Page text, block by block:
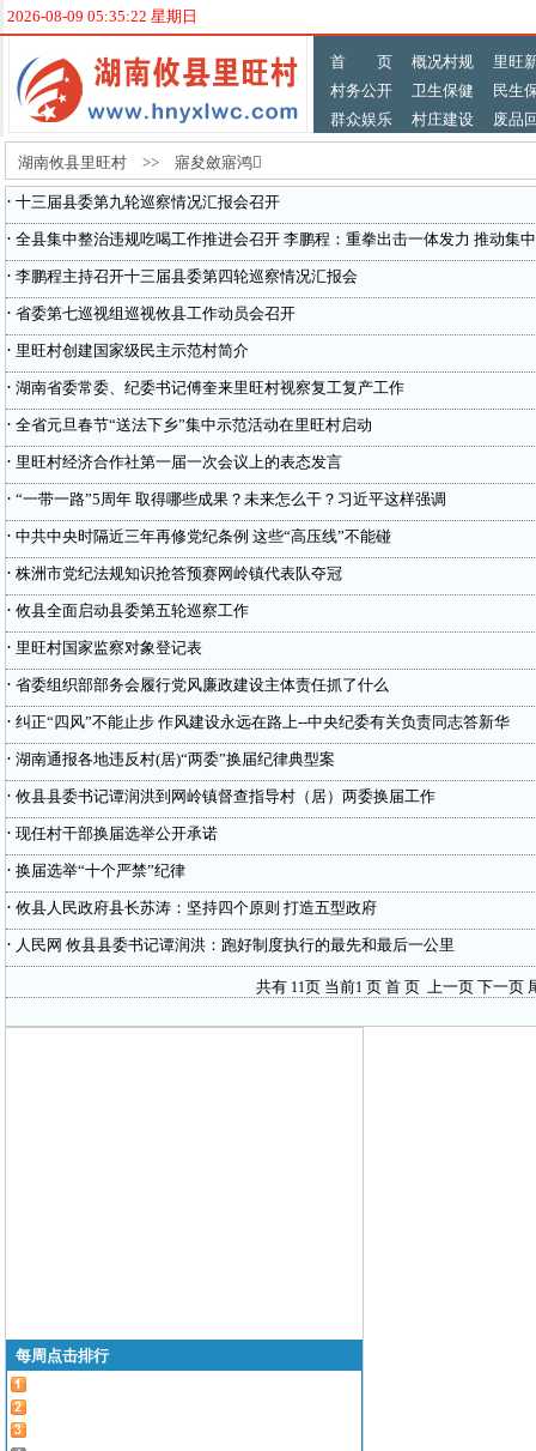
2026-08-09 05:35:22 星期日
首 页 概况村规
里旺
村务公开
卫生保健
民生
群众娱乐
村庄建设 废品
湖南攸县里旺村 >> 寤夋斂寤鸿
· 十三届县委第九轮巡察情况汇报会召开
· 全县集中整治违规吃喝工作推进会召开 李鹏程：重拳出击一体发力 推动集中
· 李鹏程主持召开十三届县委第四轮巡察情况汇报会
· 省委第七巡视组巡视攸县工作动员会召开
· 里旺村创建国家级民主示范村简介
· 湖南省委常委、纪委书记傅奎来里旺村视察复工复产工作
· 全省元旦春节“送法下乡”集中示范活动在里旺村启动
· 里旺村经济合作社第一届一次会议上的表态发言
· “一带一路”5周年 取得哪些成果？未来怎么干？习近平这样强调
· 中共中央时隔近三年再修党纪条例 这些“高压线”不能碰
· 株洲市党纪法规知识抢答预赛网岭镇代表队夺冠
· 攸县全面启动县委第五轮巡察工作
· 里旺村国家监察对象登记表
· 省委组织部部务会履行党风廉政建设主体责任抓了什么
· 纠正“四风”不能止步 作风建设永远在路上--中央纪委有关负责同志答新华
· 湖南通报各地违反村(居)“两委”换届纪律典型案
· 攸县县委书记谭润洪到网岭镇督查指导村（居）两委换届工作
· 现任村干部换届选举公开承诺
· 换届选举“十个严禁”纪律
· 攸县人民政府县长苏涛：坚持四个原则 打造五型政府
· 人民网 攸县县委书记谭润洪：跑好制度执行的最先和最后一公里
共有 11页 当前1 页 首 页 上一页 下一页
每周点击排行